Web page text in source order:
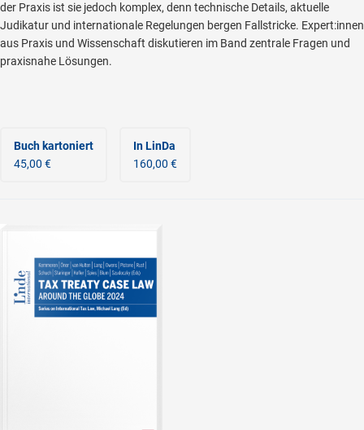
der Praxis ist sie jedoch komplex, denn technische Details, aktuelle
Judikatur und internationale Regelungen bergen Fallstricke. Expert:innen
aus Praxis und Wissenschaft diskutieren im Band zentrale Fragen und
praxisnahe Lösungen.
Buch kartoniert
45,00 €
In LinDa
160,00 €